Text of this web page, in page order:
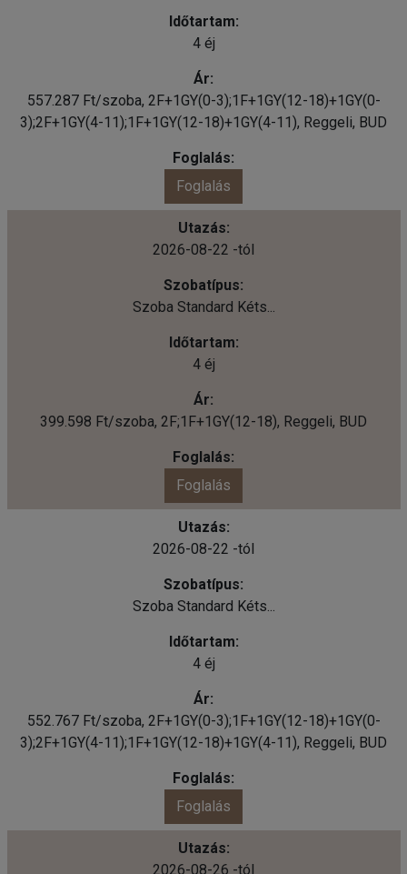
4 éj
557.287 Ft/szoba, 2F+1GY(0-3);1F+1GY(12-18)+1GY(0-
3);2F+1GY(4-11);1F+1GY(12-18)+1GY(4-11), Reggeli, BUD
Foglalás
2026-08-22 -tól
Szoba Standard Kéts...
4 éj
399.598 Ft/szoba, 2F;1F+1GY(12-18), Reggeli, BUD
Foglalás
2026-08-22 -tól
Szoba Standard Kéts...
4 éj
552.767 Ft/szoba, 2F+1GY(0-3);1F+1GY(12-18)+1GY(0-
3);2F+1GY(4-11);1F+1GY(12-18)+1GY(4-11), Reggeli, BUD
Foglalás
2026-08-26 -tól